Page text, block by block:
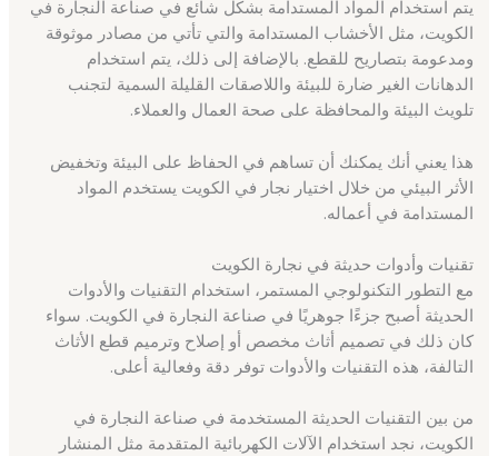
يتم استخدام المواد المستدامة بشكل شائع في صناعة النجارة في
الكويت، مثل الأخشاب المستدامة والتي تأتي من مصادر موثوقة
ومدعومة بتصاريح للقطع. بالإضافة إلى ذلك، يتم استخدام
الدهانات الغير ضارة للبيئة واللاصقات القليلة السمية لتجنب
تلويث البيئة والمحافظة على صحة العمال والعملاء.
هذا يعني أنك يمكنك أن تساهم في الحفاظ على البيئة وتخفيض
الأثر البيئي من خلال اختيار نجار في الكويت يستخدم المواد
المستدامة في أعماله.
تقنيات وأدوات حديثة في نجارة الكويت
مع التطور التكنولوجي المستمر، استخدام التقنيات والأدوات
الحديثة أصبح جزءًا جوهريًا في صناعة النجارة في الكويت. سواء
كان ذلك في تصميم أثاث مخصص أو إصلاح وترميم قطع الأثاث
التالفة، هذه التقنيات والأدوات توفر دقة وفعالية أعلى.
من بين التقنيات الحديثة المستخدمة في صناعة النجارة في
الكويت، نجد استخدام الآلات الكهربائية المتقدمة مثل المنشار